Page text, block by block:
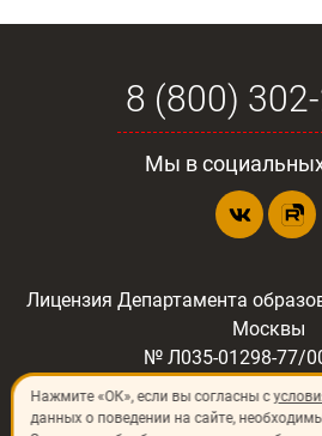
8 (800)
Мы в
Лицензия Департамента
Москвы
№ Л035-01298-77/
Нажмите «ОК», если вы согласны с
данных о поведении на сайте,